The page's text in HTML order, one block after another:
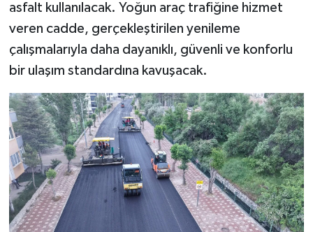
asfalt kullanılacak. Yoğun araç trafiğine hizmet
veren cadde, gerçekleştirilen yenileme
çalışmalarıyla daha dayanıklı, güvenli ve konforlu
bir ulaşım standardına kavuşacak.